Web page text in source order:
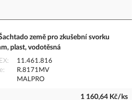
země pro zkušební svorku
plast, vodotěsná
11.461.816
R.8171MV
MALPRO
1 160,64 Kč/ks